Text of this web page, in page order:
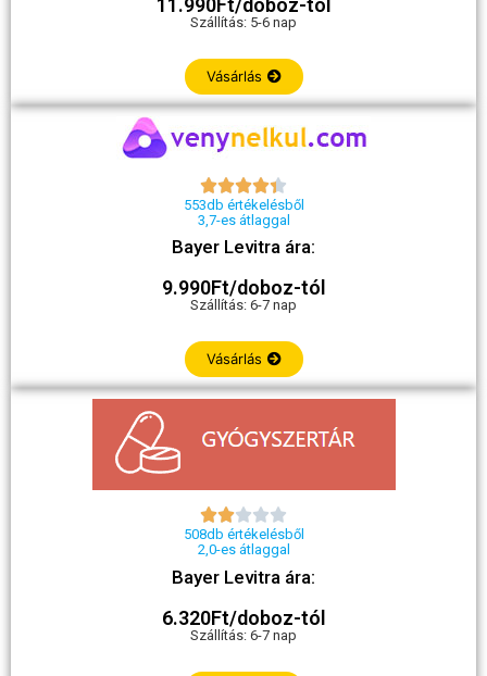
11.990Ft/doboz-tól
Szállítás: 5-6 nap
Vásárlás

553db értékelésből
3,7-es átlaggal
Bayer Levitra ára:
9.990Ft/doboz-tól
Szállítás: 6-7 nap
Vásárlás

508db értékelésből
2,0-es átlaggal
Bayer Levitra ára:
6.320Ft/doboz-tól
Szállítás: 6-7 nap